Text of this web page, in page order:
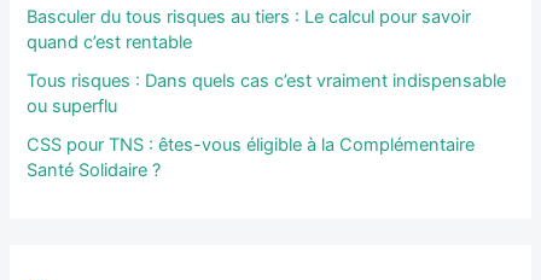
Basculer du tous risques au tiers : Le calcul pour savoir
quand c’est rentable
Tous risques : Dans quels cas c’est vraiment indispensable
ou superflu
CSS pour TNS : êtes-vous éligible à la Complémentaire
Santé Solidaire ?